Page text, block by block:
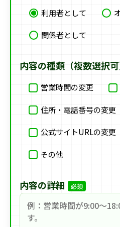
利用者として
関係者として
内容の種類（複数選択可
営業時間の変更
住所・電話番号の変更
公式サイトURLの変更
その他
内容の詳細 必須